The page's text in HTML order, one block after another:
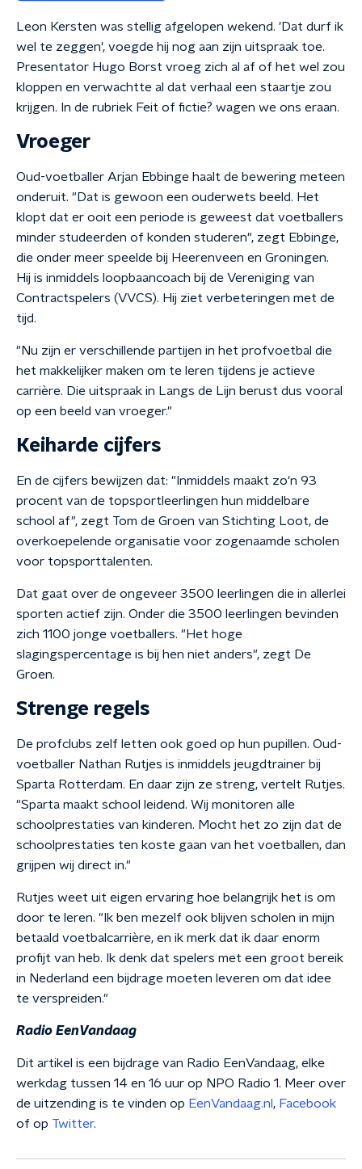
Leon Kersten was stellig afgelopen wekend. 'Dat durf ik
wel te zeggen', voegde hij nog aan zijn uitspraak toe.
Presentator Hugo Borst vroeg zich al af of het wel zou
kloppen en verwachtte al dat verhaal een staartje zou
krijgen. In de rubriek Feit of fictie? wagen we ons eraan.
Vroeger
Oud-voetballer Arjan Ebbinge haalt de bewering meteen
onderuit. "Dat is gewoon een ouderwets beeld. Het
klopt dat er ooit een periode is geweest dat voetballers
minder studeerden of konden studeren", zegt Ebbinge,
die onder meer speelde bij Heerenveen en Groningen.
Hij is inmiddels loopbaancoach bij de Vereniging van
Contractspelers (VVCS). Hij ziet verbeteringen met de
tijd.
"Nu zijn er verschillende partijen in het profvoetbal die
het makkelijker maken om te leren tijdens je actieve
carrière. Die uitspraak in Langs de Lijn berust dus vooral
op een beeld van vroeger."
Keiharde cijfers
En de cijfers bewijzen dat: "Inmiddels maakt zo'n 93
procent van de topsportleerlingen hun middelbare
school af", zegt Tom de Groen van Stichting Loot, de
overkoepelende organisatie voor zogenaamde scholen
voor topsporttalenten.
Dat gaat over de ongeveer 3500 leerlingen die in allerlei
sporten actief zijn. Onder die 3500 leerlingen bevinden
zich 1100 jonge voetballers. "Het hoge
slagingspercentage is bij hen niet anders", zegt De
Groen.
Strenge regels
De profclubs zelf letten ook goed op hun pupillen. Oud-
voetballer Nathan Rutjes is inmiddels jeugdtrainer bij
Sparta Rotterdam. En daar zijn ze streng, vertelt Rutjes.
"Sparta maakt school leidend. Wij monitoren alle
schoolprestaties van kinderen. Mocht het zo zijn dat de
schoolprestaties ten koste gaan van het voetballen, dan
grijpen wij direct in."
Rutjes weet uit eigen ervaring hoe belangrijk het is om
door te leren. "Ik ben mezelf ook blijven scholen in mijn
betaald voetbalcarrière, en ik merk dat ik daar enorm
profijt van heb. Ik denk dat spelers met een groot bereik
in Nederland een bijdrage moeten leveren om dat idee
te verspreiden."
Radio EenVandaag
Dit artikel is een bijdrage van Radio EenVandaag, elke
werkdag tussen 14 en 16 uur op NPO Radio 1. Meer over
de uitzending is te vinden op EenVandaag.nl , Facebook
of op Twitter.